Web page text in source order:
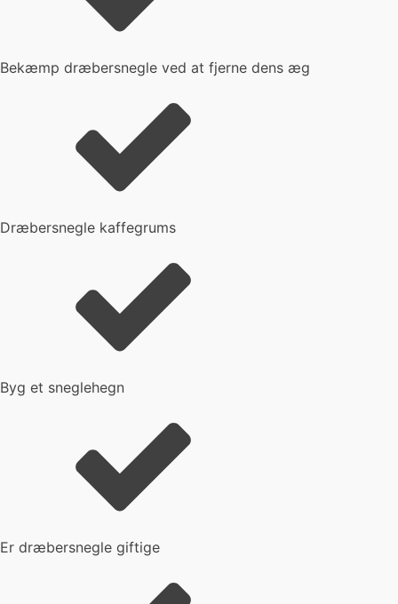
Bekæmp dræbersnegle ved at fjerne dens æg
Dræbersnegle kaffegrums
Byg et sneglehegn
Er dræbersnegle giftige